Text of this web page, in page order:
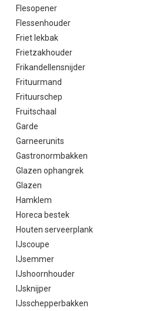
Flesopener
Flessenhouder
Friet lekbak
Frietzakhouder
Frikandellensnijder
Frituurmand
Frituurschep
Fruitschaal
Garde
Garneerunits
Gastronormbakken
Glazen ophangrek
Glazen
Hamklem
Horeca bestek
Houten serveerplank
IJscoupe
IJsemmer
IJshoornhouder
IJsknijper
IJsschepperbakken